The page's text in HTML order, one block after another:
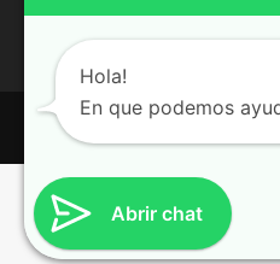
Copyright 2026 |
Abrir chat
Hola!
En que podemos